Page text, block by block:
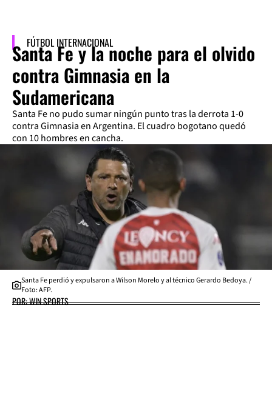
FÚTBOL INTERNACIONAL
Santa Fe y la noche para el olvido
contra Gimnasia en la
Sudamericana
Santa Fe no pudo sumar ningún punto tras la derrota 1-0
contra Gimnasia en Argentina. El cuadro bogotano quedó
con 10 hombres en cancha.
Santa Fe perdió y expulsaron a Wilson Morelo y al técnico Gerardo Bedoya. /
Foto: AFP.
POR: WIN SPORTS